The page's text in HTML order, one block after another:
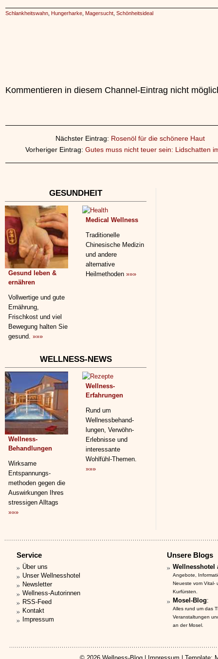
Schlankheitswahn Hungerharke Magersucht Schönheitsideal
Kommentieren in diesem Channel-Eintrag nicht
Nächster Eintrag: Rosenöl für die schönere Haut
Vorheriger Eintrag: Gutes muss nicht teuer sein: Lidschatten
GESUNDHEIT
Gesund leben &
ernähren
Vollwertige und gute
Ernährung,
Frischkost und viel
Bewegung halten Sie
gesund. »»»
Medical Wellness
Traditionelle
Chinesische Medizin
und andere
alternative
Heilmethoden »»»
WELLNESS-NEWS
Wellness-
Behandlungen
Wirksame
Entspannungs­
methoden gegen die
Auswirkungen Ihres
stressigen Alltags
»»»
Wellness-
Erfahrungen
Rund um
Wellnessbehand­
lungen, Verwöhn-
Erlebnisse und
interessante
Wohlfühl-Themen.
»»»
Service
Über uns
Unser Wellnesshotel
Newsletter
Wellness-Autorinnen
RSS-Feed
Kontakt
Impressum
Unsere Blogs
Wellnesshotel
Angebote,
Neueste vom Vital-
Kurfürsten.
Mosel-Blog:
Alles rund um das
Veranstaltungen
an der Mosel.